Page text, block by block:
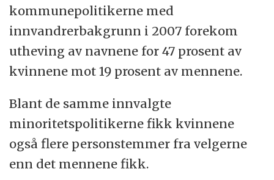
kommunepolitikerne med
innvandrerbakgrunn i 2007 forekom
utheving av navnene for 47 prosent av
kvinnene mot 19 prosent av mennene.
Blant de samme innvalgte
minoritetspolitikerne fikk kvinnene
også flere personstemmer fra velgerne
enn det mennene fikk.